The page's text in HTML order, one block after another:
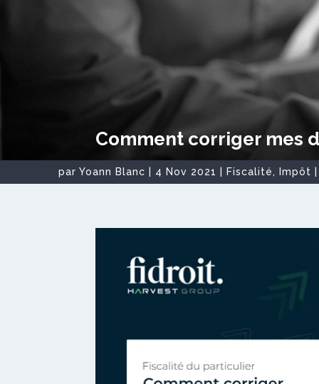
Comment corriger mes
par Yoann Blanc 4 Nov 2021 Fiscalité, Impôt